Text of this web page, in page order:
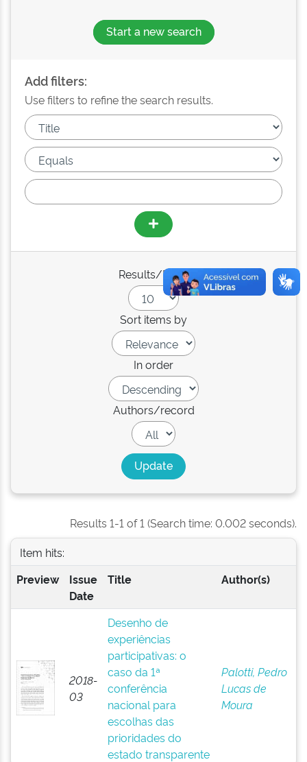
Start a new search
Add filters:
Use filters to refine the search results.
Results/Page
Sort items by
In order
Authors/record
Results 1-1 of 1 (Search time: 0.002 seconds).
Item hits:
Preview
Issue
Date
Title Author(s)
2018-
03
Desenho de
experiências
participativas: o
caso da 1ª
conferência
nacional para
escolhas das
prioridades do
estado transparente
Palotti, Pedro
Lucas de
Moura